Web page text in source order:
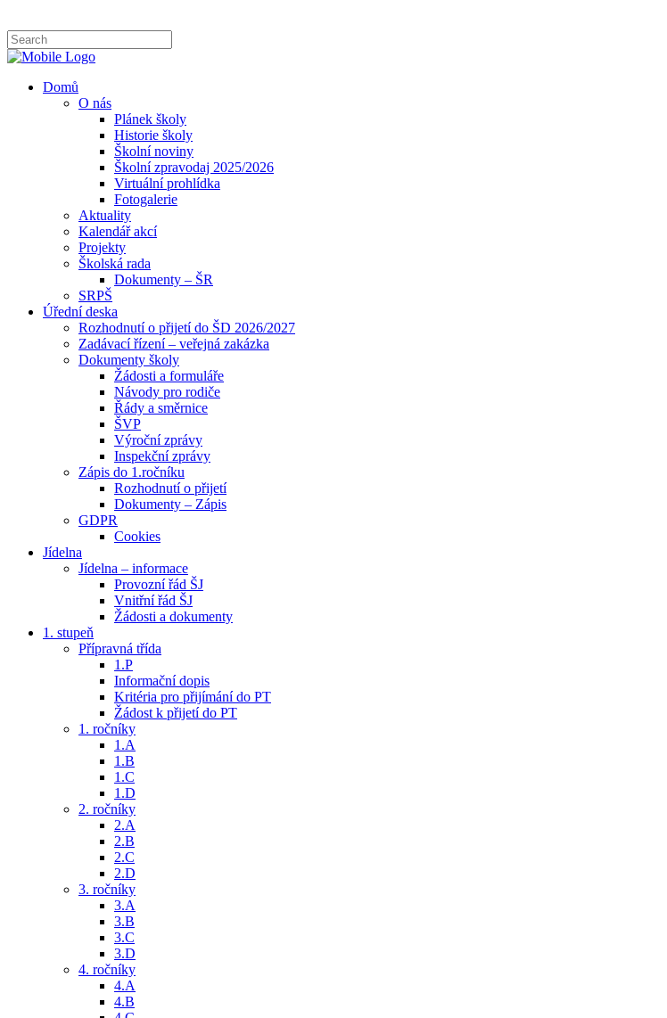
Domů
O nás
Plánek školy
Historie školy
Školní noviny
Školní zpravodaj 2025/2026
Virtuální prohlídka
Fotogalerie
Aktuality
Kalendář akcí
Projekty
Školská rada
Dokumenty – ŠR
SRPŠ
Úřední deska
Rozhodnutí o přijetí do ŠD 2026/2027
Zadávací řízení – veřejná zakázka
Dokumenty školy
Žádosti a formuláře
Návody pro rodiče
Řády a směrnice
ŠVP
Výroční zprávy
Inspekční zprávy
Zápis do 1.ročníku
Rozhodnutí o přijetí
Dokumenty – Zápis
GDPR
Cookies
Jídelna
Jídelna – informace
Provozní řád ŠJ
Vnitřní řád ŠJ
Žádosti a dokumenty
1. stupeň
Přípravná třída
1.P
Informační dopis
Kritéria pro přijímání do PT
Žádost k přijetí do PT
1. ročníky
1.A
1.B
1.C
1.D
2. ročníky
2.A
2.B
2.C
2.D
3. ročníky
3.A
3.B
3.C
3.D
4. ročníky
4.A
4.B